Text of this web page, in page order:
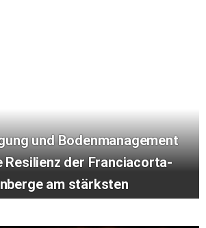
und Bodenmanagement
Resilienz der Franciacorta-
am stärksten